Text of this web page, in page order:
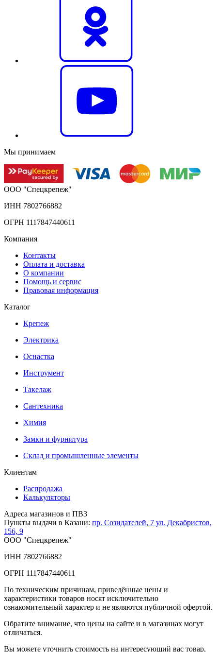
Мы принимаем
ООО "Спецкрепеж"
ИНН 7802766882
ОГРН 1117847440611
Компания
Контакты
Оплата и доставка
О компании
Помощь и сервис
Правовая информация
Каталог
Крепеж
Электрика
Оснастка
Инструмент
Такелаж
Сантехника
Химия
Замки и фурнитура
Склад и промышленные элементы
Клиентам
Распродажа
Калькуляторы
Адреса магазинов и ПВЗ
Пункты выдачи в Казани: пр. Созидателей, 7 ул. Декабристов,
156, 9
ООО "Спецкрепеж"
ИНН 7802766882
ОГРН 1117847440611
По техническим причинам, приведённые цены и
характеристики товаров носят исключительно
ознакомительный характер и не являются публичной офертой.
Обратите внимание, что цены на сайте и в магазинах могут
отличаться.
Вы можете уточнить стоимость на интересующий вас товар,